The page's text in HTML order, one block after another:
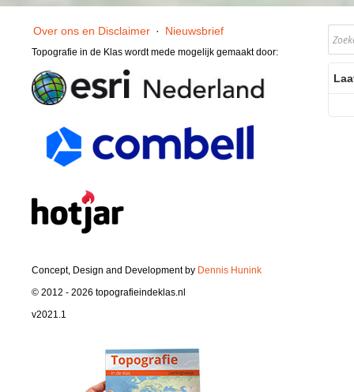
Over ons en Disclaimer · Nieuwsbrief
Topografie in de Klas wordt mede mogelijk gemaakt door:
Concept, Design and Development by Dennis Hunink
© 2012 - 2026 topografieindeklas.nl
v2021.1